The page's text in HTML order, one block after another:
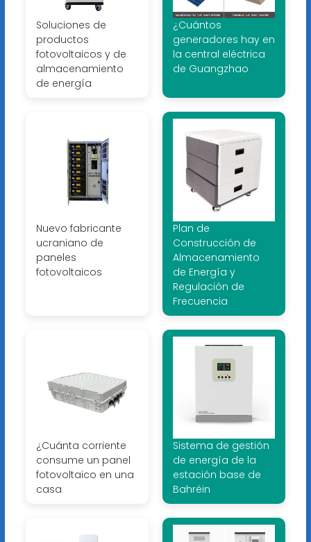
Soluciones de
productos
fotovoltaicos y de
almacenamiento
de energía
¿Cuántos
generadores hay en
la central eléctrica
de Guangzhao
Nuevo fabricante
ucraniano de
paneles
fotovoltaicos
Plan de
Construcción de
Almacenamiento
de Energía y
Regulación de
Frecuencia
¿Cuánta corriente
consume un panel
fotovoltaico en una
casa
Sistema de gestión
de energía de la
estación base de
Bahréin